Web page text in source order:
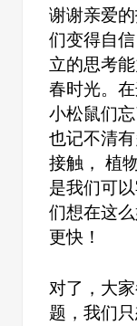
谢谢亲爱
们变得自
立的思考
春时光。
小松鼠们
也记不清
接触， 植
是我们可
们想在这
更快！
对了，大
题，我们